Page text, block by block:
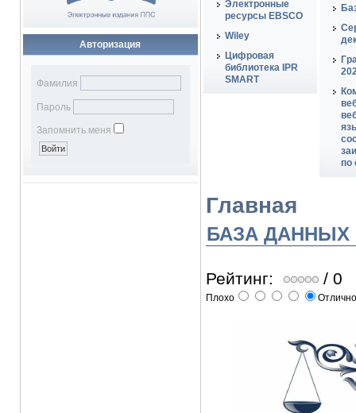
Авторизация
Фамилия
Пароль
Запомнить меня
Электронные
ресурсы EBSCO
Wiley
Цифровая
библиотека IPR
SMART
по
Главная
БАЗА ДАННЫХ
Рейтинг: / 0
Плохо